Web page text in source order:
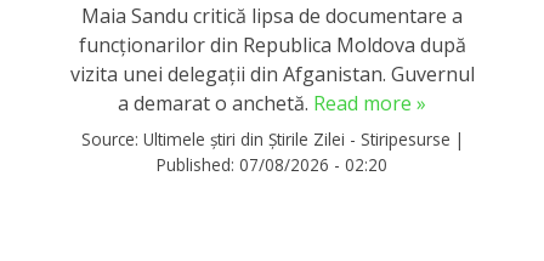
Maia Sandu critică lipsa de documentare a
funcționarilor din Republica Moldova după
vizita unei delegații din Afganistan. Guvernul
a demarat o anchetă. Read more »
Source: Ultimele știri din Știrile Zilei - Stiripesurse |
Published: 07/08/2026 - 02:20